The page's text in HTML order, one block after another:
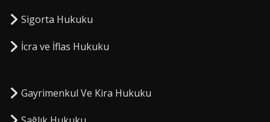
Sigorta Hukuku
⁠İcra ve İflas Hukuku
Gayrimenkul Ve Kira Hukuku